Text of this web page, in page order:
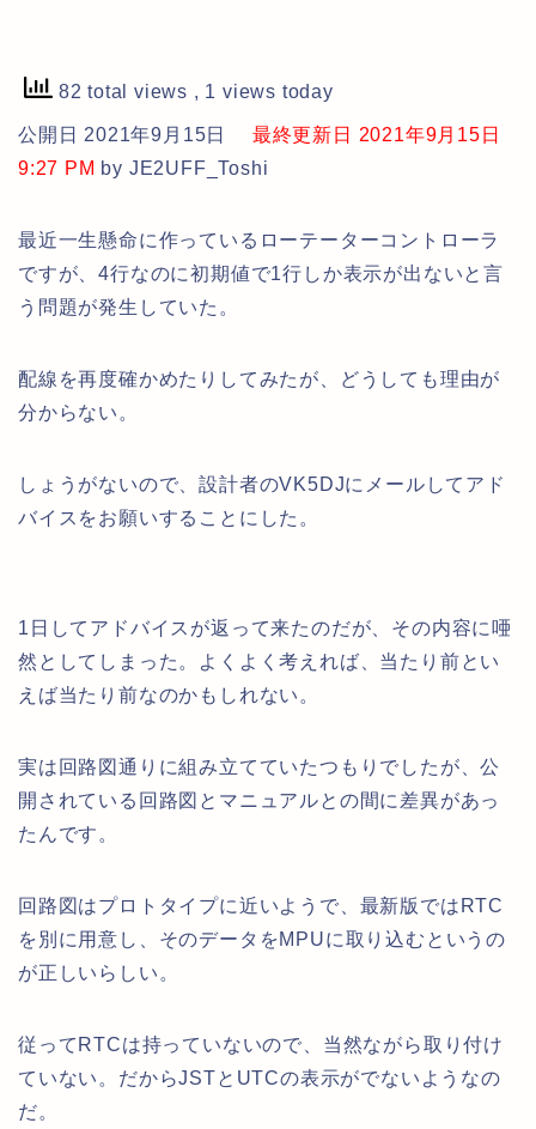
82 total views , 1 views today
公開日 2021年9月15日
最終更新日 2021年9月15日
9:27 PM by JE2UFF_Toshi
最近一生懸命に作っているローテーターコントローラ
ですが、4行なのに初期値で1行しか表示が出ないと言
う問題が発生していた。
配線を再度確かめたりしてみたが、どうしても理由が
分からない。
しょうがないので、設計者のVK5DJにメールしてアド
バイスをお願いすることにした。
1日してアドバイスが返って来たのだが、その内容に唖
然としてしまった。よくよく考えれば、当たり前とい
えば当たり前なのかもしれない。
実は回路図通りに組み立てていたつもりでしたが、公
開されている回路図とマニュアルとの間に差異があっ
たんです。
回路図はプロトタイプに近いようで、最新版ではRTC
を別に用意し、そのデータをMPUに取り込むというの
が正しいらしい。
従ってRTCは持っていないので、当然ながら取り付け
ていない。だからJSTとUTCの表示がでないようなの
だ。